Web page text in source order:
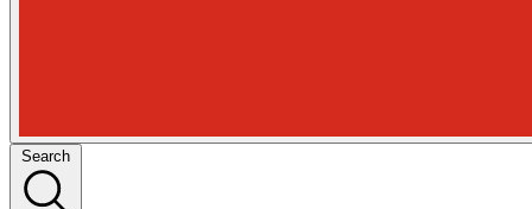
Search